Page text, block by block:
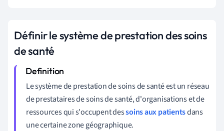
Définir le système de prestation des soins
de santé
Le système de prestation de soins de santé est un réseau
de prestataires de soins de santé, d'organisations et de
ressources qui s'occupent dessoins aux patientsdans
une certaine zone géographique.